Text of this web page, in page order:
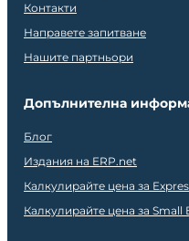
Контакти
Направете запитване
Нашите партньори
Допълнителна
Блог
Издания на ERP.net
Калкулирайте цена за
Калкулирайте цена за Small